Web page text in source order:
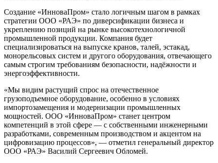
Создание «ИнноваПром» стало логичным шагом в рамках
стратегии ООО «РАЭ» по диверсификации бизнеса и
укреплению позиций на рынке высокотехнологичной
промышленной продукции. Компания будет
специализироваться на выпуске кранов, талей, эстакад,
монорельсовых систем и другого оборудования, отвечающего
самым строгим требованиям безопасности, надёжности и
энергоэффективности.
«Мы видим растущий спрос на отечественное
грузоподъемное оборудование, особенно в условиях
импортозамещения и модернизации промышленных
мощностей. ООО «ИнноваПром» станет центром
компетенций в этой сфере — с собственными инженерными
разработками, современным производством и акцентом на
цифровизацию процессов», — отметил генеральный директор
ООО «РАЭ» Василий Сергеевич Обломей.